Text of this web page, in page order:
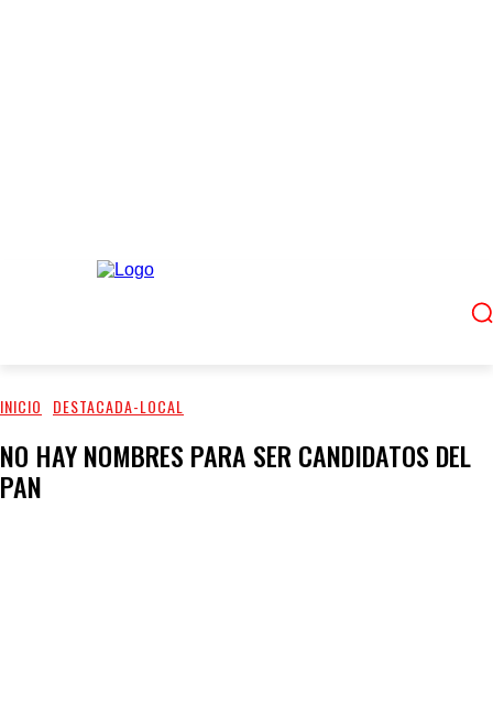
INICIO DESTACADA-LOCAL
NO HAY NOMBRES PARA SER CANDIDATOS DEL
PAN